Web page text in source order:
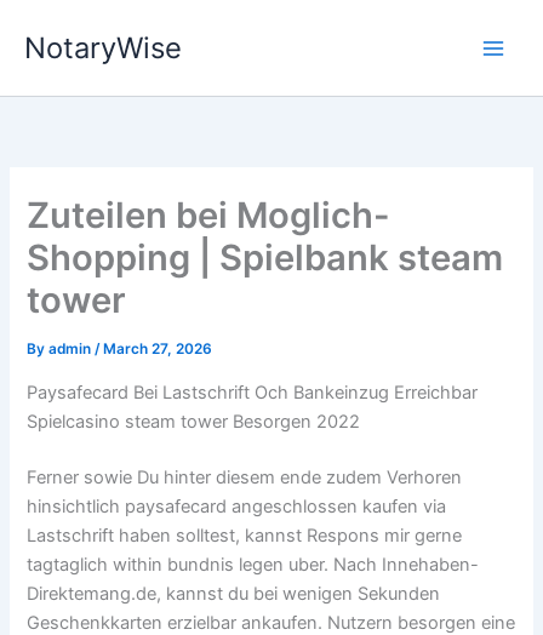
NotaryWise
Zuteilen bei Moglich-
Shopping | Spielbank steam
tower
Byadmin/ March 27, 2026
Paysafecard Bei Lastschrift Och Bankeinzug Erreichbar
Spielcasino steam tower Besorgen 2022
Ferner sowie Du hinter diesem ende zudem Verhoren
hinsichtlich paysafecard angeschlossen kaufen via
Lastschrift haben solltest, kannst Respons mir gerne
tagtaglich within bundnis legen uber. Nach Innehaben-
Direktemang.de, kannst du bei wenigen Sekunden
Geschenkkarten erzielbar ankaufen. Nutzern besorgen eine